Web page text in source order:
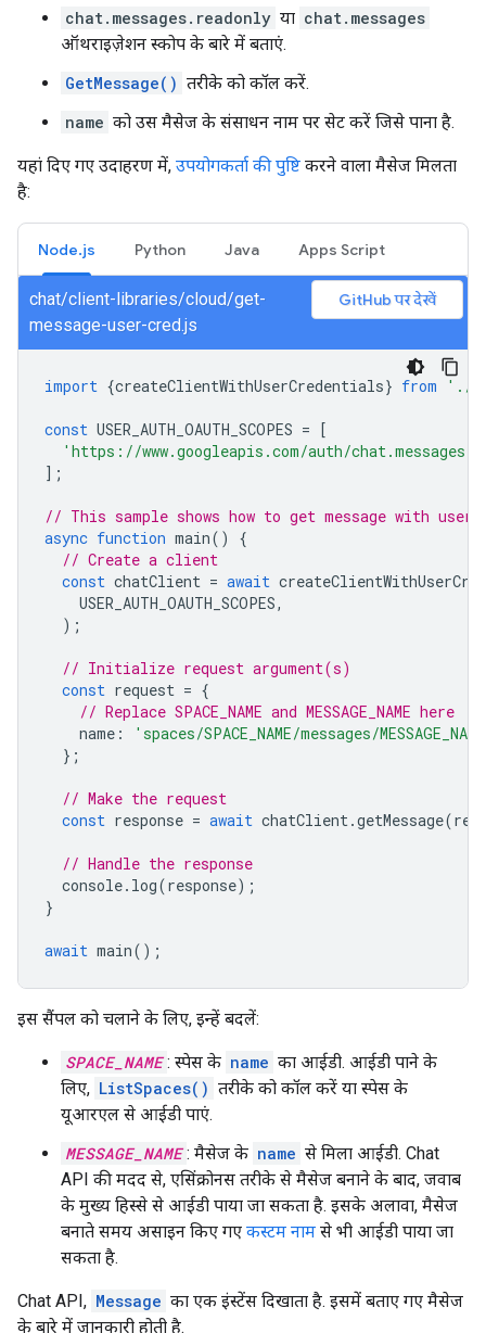
chat.messages.readonly या chat.messages
ऑथराइज़ेशन स्कोप के बारे में बताएं.
GetMessage() तरीके को कॉल करें.
name को उस मैसेज के संसाधन नाम पर सेट करें जिसे पाना है.
यहां दिए गए उदाहरण में, उपयोगकर्ता की पुष्टि करने वाला मैसेज मिलता
है:
Node.js Python Java Apps Script
chat/client-libraries/cloud/get-
message-user-cred.js
GitHub पर देखें
import {createClientWithUserCredentials} from './
const USER_AUTH_OAUTH_SCOPES = [
'https://www.googleapis.com/auth/
];
// This sample shows how to get message with
async function main()
{
// Create a client
const chatClient = await
USER_AUTH_OAUTH_SCOPES,
);
// Initialize request argument(s)
const request = {
// Replace SPACE_NAME and MESSAGE_NAME here
name :
'spaces/SPACE_NAME/messages/
};
// Make the request
const response = await chatClient.getMessage(
// Handle the response
console. log(response);
}
await main();
इस सैंपल को चलाने के लिए, इन्हें बदलें:
SPACE_NAME : स्पेस के name का आईडी. आईडी पाने के
लिए, ListSpaces() तरीके को कॉल करें या स्पेस के
यूआरएल से आईडी पाएं.
MESSAGE_NAME : मैसेज के name से मिला आईडी. Chat
API की मदद से, एसिंक्रोनस तरीके से मैसेज बनाने के बाद, जवाब
के मुख्य हिस्से से आईडी पाया जा सकता है. इसके अलावा, मैसेज
बनाते समय असाइन किए गए कस्टम नाम से भी आईडी पाया जा
सकता है.
Chat API, Message का एक इंस्टेंस दिखाता है. इसमें बताए गए मैसेज
के बारे में जानकारी होती है.